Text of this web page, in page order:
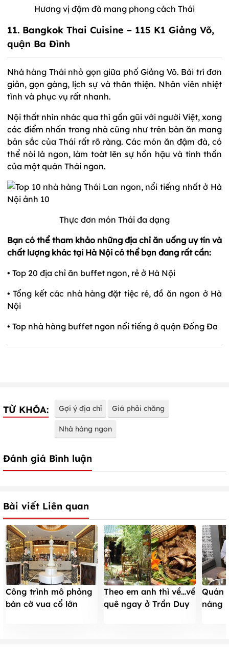
Hương vị đậm đà mang phong cách Thái
11. Bangkok Thai Cuisine – 115 K1 Giảng Võ,
quận Ba Đình
Nhà hàng Thái nhỏ gọn giữa phố Giảng Võ. Bài trí đơn
giản, gọn gàng, lịch sự và thân thiện. Nhân viên nhiệt
tình và phục vụ rất nhanh.
Nội thất nhìn nhác qua thì gần gũi với người Việt, xong
các điểm nhấn trong nhà cũng như trên bàn ăn mang
bản sắc của Thái rất rõ ràng. Các món ăn đậm đà, có
thể nói là ngon, làm toát lên sự hồn hậu và tinh thần
của một quán Thái ngon.
Thực đơn món Thái đa dạng
Bạn có thể tham khảo những địa chỉ ăn uống uy tín và
chất lượng khác tại Hà Nội có thể bạn đang rất cần:
• Top 20 địa chỉ ăn buffet ngon, rẻ ở Hà Nội
•Tổng kết các nhà hàng đặt tiệc rẻ, đồ ăn ngon ở Hà
Nội
• Top nhà hàng buffet ngon nổi tiếng ở quận Đống Đa
TỪ KHÓA: Gợi ý địa chỉ Giá phải chăng
Nhà hàng ngon
Đánh giá Bình luận
Bài viết Liên quan
Công trình mô phỏng
bàn cờ vua cổ lớn
Theo em anh thì về…về
quê ngay ở Trần Duy
Quán
nàng